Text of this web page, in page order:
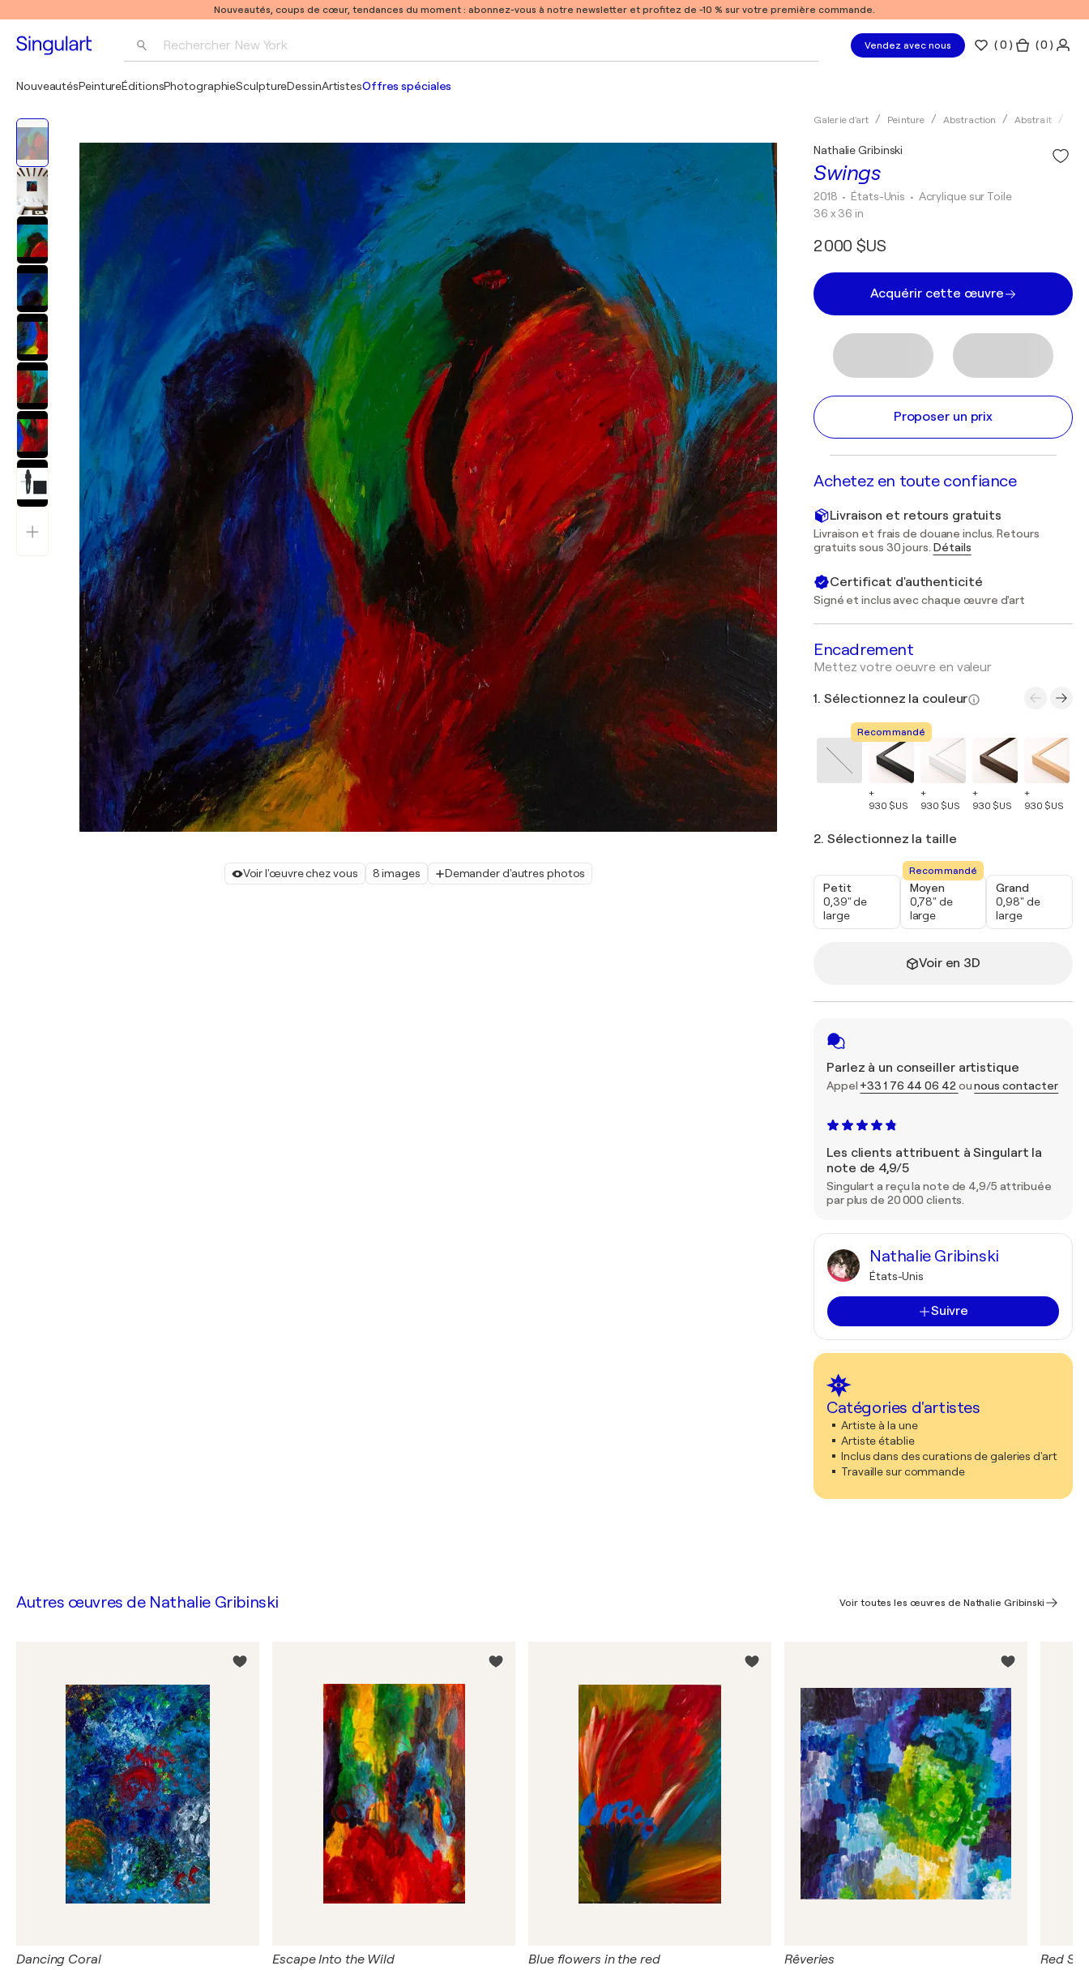
Nouveautés, coups de cœur, tendances du moment : abonnez-vous à notre newsletter et profitez de -10 % sur votre première commande.
Rechercher New York
Pablo Picasso
Vendez avec nous (0 ) ( 0 )
NouveautésPeintureÉditionsPhotographieSculptureDessinArtistesOffres spéciales
Voir l'œuvre chez vous 8 images Demander d'autres photos
Galerie d'art Peinture Abstraction Abstrait
Swings
Nathalie Gribinski
2018 • États-Unis • Acrylique sur Toile
36 x 36 in
2 000 $US
Acquérir cette œuvre
Proposer un prix
Achetez en toute confiance
Livraison et retours gratuits
Livraison et frais de douane inclus. Retours
gratuits sous 30 jours. Détails
Certificat d'authenticité
Signé et inclus avec chaque œuvre d'art
Encadrement
Mettez votre oeuvre en valeur
1. Sélectionnez la couleur
Recommandé
+
930 $US
+
930 $US
+
930 $US
+
930 $US
2. Sélectionnez la taille
Petit
0,39" de
large
Recommandé
Moyen
0,78" de
large
Grand
0,98" de
large
Voir en 3D
Parlez à un conseiller artistique
Appel +33 1 76 44 06 42 ounous contacter
Les clients attribuent à Singulart la
note de 4,9/5
Singulart a reçu la note de 4,9/5 attribuée
par plus de 20 000 clients.
Nathalie Gribinski
États-Unis
Suivre
Catégories d'artistes
Artiste à la une
Artiste établie
Inclus dans des curations de galeries d'art
Travaille sur commande
Autres œuvres de Nathalie Gribinski Voir toutes les œuvres de Nathalie Gribinski
Dancing Coral Escape Into the Wild Blue flowers in the red Rêveries Red